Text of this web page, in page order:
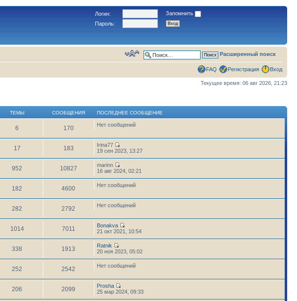
Логин:
Запомнить
Пароль:
Расширенный поиск
FAQ Регистрация Вход
Текущее время: 06 авг 2026, 21:23
ТЕМЫ СООБЩЕНИЯ ПОСЛЕДНЕЕ СООБЩЕНИЕ
6 170 Нет сообщений
17 183
Irina77
19 сен 2023, 13:27
952 10827
marinn
16 авг 2024, 02:21
182 4600 Нет сообщений
282 2792 Нет сообщений
1014 7011
Bonakva
21 окт 2021, 10:54
338 1913
Ratnik
20 ноя 2023, 05:02
252 2542 Нет сообщений
206 2099
Prosha
25 мар 2024, 09:33